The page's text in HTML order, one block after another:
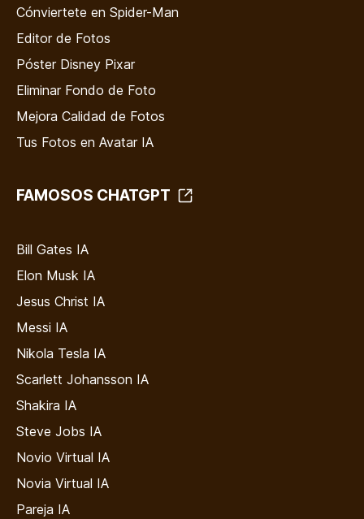
Cónviertete en Spider-Man
Editor de Fotos
Póster Disney Pixar
Eliminar Fondo de Foto
Mejora Calidad de Fotos
Tus Fotos en Avatar IA
FAMOSOS CHATGPT
Bill Gates IA
Elon Musk IA
Jesus Christ IA
Messi IA
Nikola Tesla IA
Scarlett Johansson IA
Shakira IA
Steve Jobs IA
Novio Virtual IA
Novia Virtual IA
Pareja IA